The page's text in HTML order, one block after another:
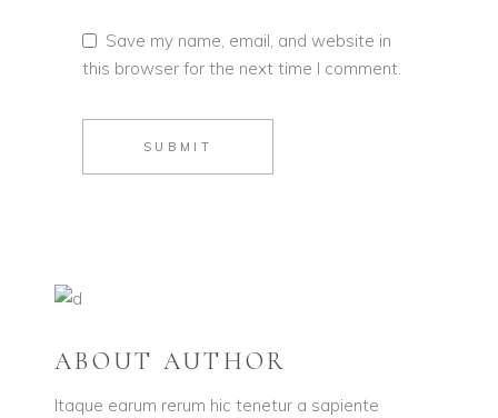
Save my name, email, and website in
this browser for the next time I comment.
SUBMIT
ABOUT AUTHOR
Itaque earum rerum hic tenetur a sapiente